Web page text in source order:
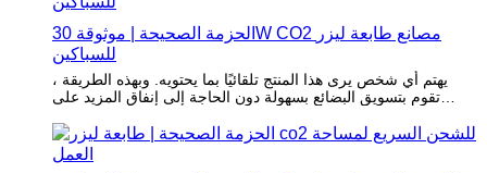
الحزمة الصحيحة | موثوقة 30W CO2 مصانع طابعة ليزر
للسباكين
يهتم أي شخص يرى هذا المنتج تلقائيًا بما يحتويه. وبهذه الطريقة ،
تقوم بتسويق البضائع بسهولة دون الحاجة إلى إنفاق المزيد على